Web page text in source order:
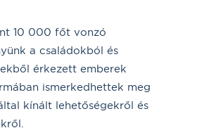
10 000 főt vonzó
a családokból és
érkezett emberek
ismerkedhettek meg
kínált lehetőségekről és